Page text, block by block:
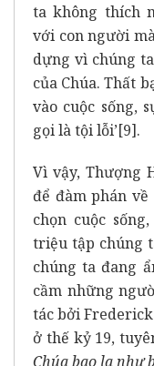
ta không thích
với con người
dựng vì chúng
của Chúa. Thất
vào cuộc sống,
gọi là tội lỗi’[9].
Vì vậy, Thượng
để đàm phán
chọn cuộc
triệu tập chúng
chúng ta đang
cầm những
tác bởi
ở thế kỷ 19,
Chúa bao la như